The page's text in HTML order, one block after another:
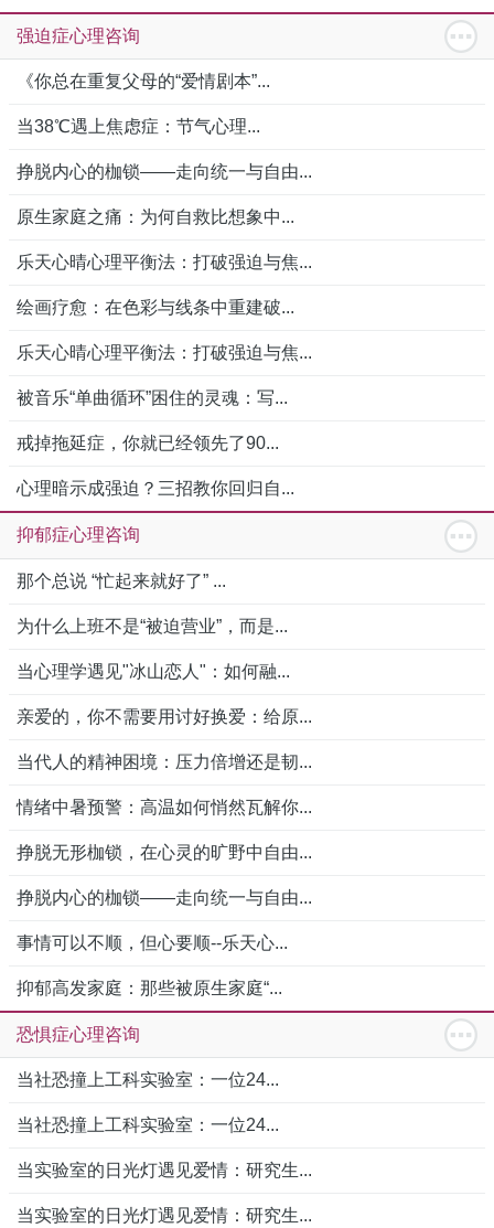
强迫症心理咨询
《你总在重复父母的“爱情剧本”...
当38℃遇上焦虑症：节气心理...
挣脱内心的枷锁——走向统一与自由...
原生家庭之痛：为何自救比想象中...
乐天心晴心理平衡法：打破强迫与焦...
绘画疗愈：在色彩与线条中重建破...
乐天心晴心理平衡法：打破强迫与焦...
被音乐“单曲循环”困住的灵魂：写...
戒掉拖延症，你就已经领先了90...
心理暗示成强迫？三招教你回归自...
抑郁症心理咨询
那个总说 “忙起来就好了” ...
为什么上班不是“被迫营业”，而是...
当心理学遇见"冰山恋人"：如何融...
亲爱的，你不需要用讨好换爱：给原...
当代人的精神困境：压力倍增还是韧...
情绪中暑预警：高温如何悄然瓦解你...
挣脱无形枷锁，在心灵的旷野中自由...
挣脱内心的枷锁——走向统一与自由...
事情可以不顺，但心要顺--乐天心...
抑郁高发家庭：那些被原生家庭“...
恐惧症心理咨询
当社恐撞上工科实验室：一位24...
当社恐撞上工科实验室：一位24...
当实验室的日光灯遇见爱情：研究生...
当实验室的日光灯遇见爱情：研究生...